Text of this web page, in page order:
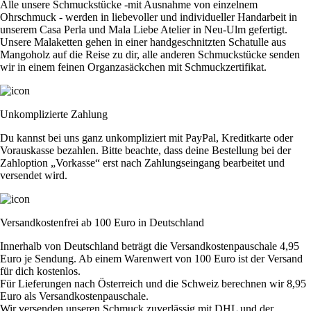
Alle unsere Schmuckstücke -mit Ausnahme von einzelnem
Ohrschmuck - werden in liebevoller und individueller Handarbeit in
unserem Casa Perla und Mala Liebe Atelier in Neu-Ulm gefertigt.
Unsere Malaketten gehen in einer handgeschnitzten Schatulle aus
Mangoholz auf die Reise zu dir, alle anderen Schmuckstücke senden
wir in einem feinen Organzasäckchen mit Schmuckzertifikat.
Unkomplizierte Zahlung
Du kannst bei uns ganz unkompliziert mit PayPal, Kreditkarte oder
Vorauskasse bezahlen. Bitte beachte, dass deine Bestellung bei der
Zahloption „Vorkasse“ erst nach Zahlungseingang bearbeitet und
versendet wird.
Versandkostenfrei ab 100 Euro in Deutschland
Innerhalb von Deutschland beträgt die Versandkostenpauschale 4,95
Euro je Sendung. Ab einem Warenwert von 100 Euro ist der Versand
für dich kostenlos.
Für Lieferungen nach Österreich und die Schweiz berechnen wir 8,95
Euro als Versandkostenpauschale.
Wir versenden unseren Schmuck zuverlässig mit DHL und der